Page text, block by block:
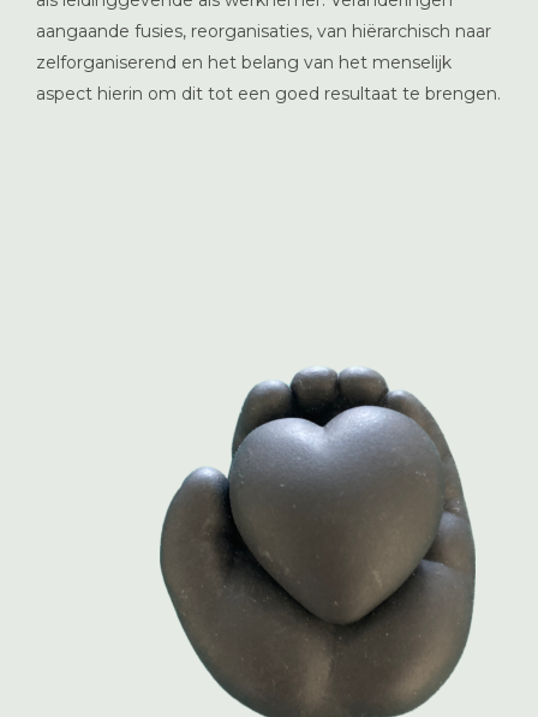
aangaande fusies, reorganisaties, van hiërarchisch naar
zelforganiserend en het belang van het menselijk
aspect hierin om dit tot een goed resultaat te brengen.